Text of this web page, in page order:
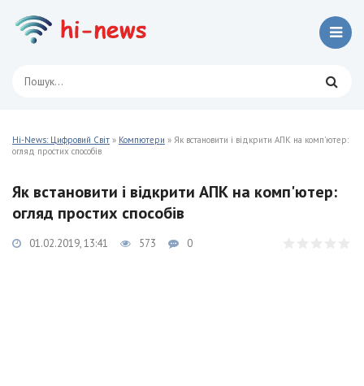
Hi-News: Цифровий Світ » Компютери » Як встановити і відкрити АПК на комп'ютер:
огляд простих способів
Як встановити і відкрити АПК на комп'ютер:
огляд простих способів
01.02.2019, 13:41 573 0